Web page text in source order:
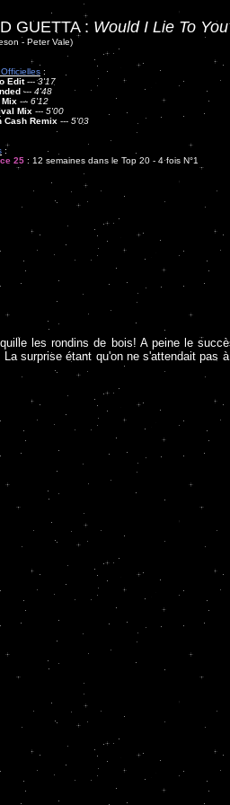
GUETTA : Would I Lie To
- Peter Vale)
:
Edit---3'17
--- 4'48
--- 6'12
Mix --- 5'00
Cash Remix --- 5'03
:
25 : 12 semaines dans le Top 20 - 4 fois N°1
les rondins de bois! A peine le
surprise étant qu'on ne s'attendait